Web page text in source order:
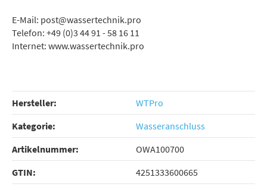
E-Mail: post@wassertechnik.pro
Telefon: +49 (0)3 44 91 - 58 16 11
Internet: www.wassertechnik.pro
Hersteller:
WTPro
Kategorie:
Wasseranschluss
Artikelnummer:
OWA100700
GTIN:
4251333600665